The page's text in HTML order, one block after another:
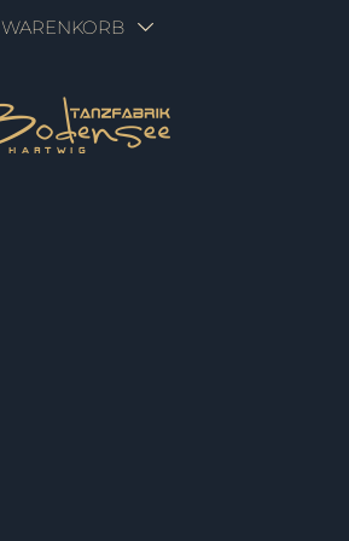
WARENKORB